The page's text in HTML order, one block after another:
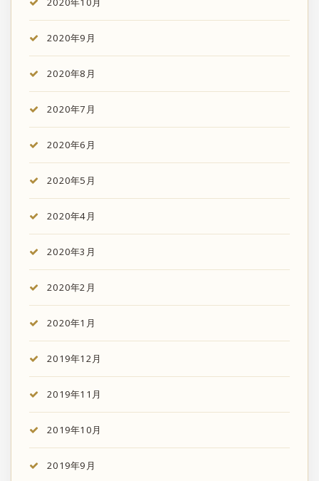
2020年9月
2020年8月
2020年7月
2020年6月
2020年5月
2020年4月
2020年3月
2020年2月
2020年1月
2019年12月
2019年11月
2019年10月
2019年9月